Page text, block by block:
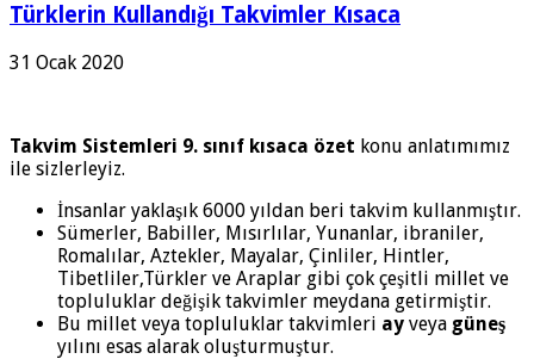
Türklerin Kullandığı Takvimler Kısaca
31 Ocak 2020
Takvim Sistemleri 9. sınıf kısaca özet konu anlatımımız
ile sizlerleyiz.
İnsanlar yaklaşık 6000 yıldan beri takvim kullanmıştır.
Sümerler, Babiller, Mısırlılar, Yunanlar, ibraniler,
Romalılar, Aztekler, Mayalar, Çinliler, Hintler,
Tibetliler,Türkler ve Araplar gibi çok çeşitli millet ve
topluluklar değişik takvimler meydana getirmiştir.
Bu millet veya topluluklar takvimleri ay veya güneş
yılını esas alarak oluşturmuştur.